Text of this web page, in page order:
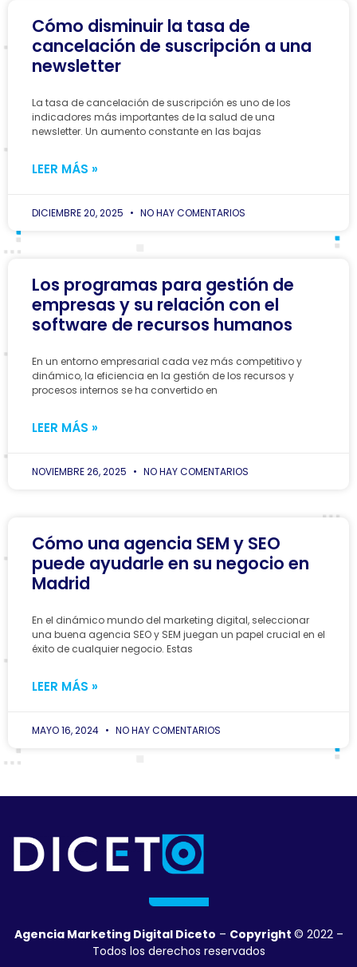
Cómo disminuir la tasa de
cancelación de suscripción a una
newsletter
La tasa de cancelación de suscripción es uno de los
indicadores más importantes de la salud de una
newsletter. Un aumento constante en las bajas
LEER MÁS »
DICIEMBRE 20, 2025 NO HAY COMENTARIOS
Los programas para gestión de
empresas y su relación con el
software de recursos humanos
En un entorno empresarial cada vez más competitivo y
dinámico, la eficiencia en la gestión de los recursos y
procesos internos se ha convertido en
LEER MÁS »
NOVIEMBRE 26, 2025 NO HAY COMENTARIOS
Cómo una agencia SEM y SEO
puede ayudarle en su negocio en
Madrid
En el dinámico mundo del marketing digital, seleccionar
una buena agencia SEO y SEM juegan un papel crucial en el
éxito de cualquier negocio. Estas
LEER MÁS »
MAYO 16, 2024 NO HAY COMENTARIOS
Agencia Marketing Digital Diceto – Copyright © 2022 –
Todos los derechos reservados